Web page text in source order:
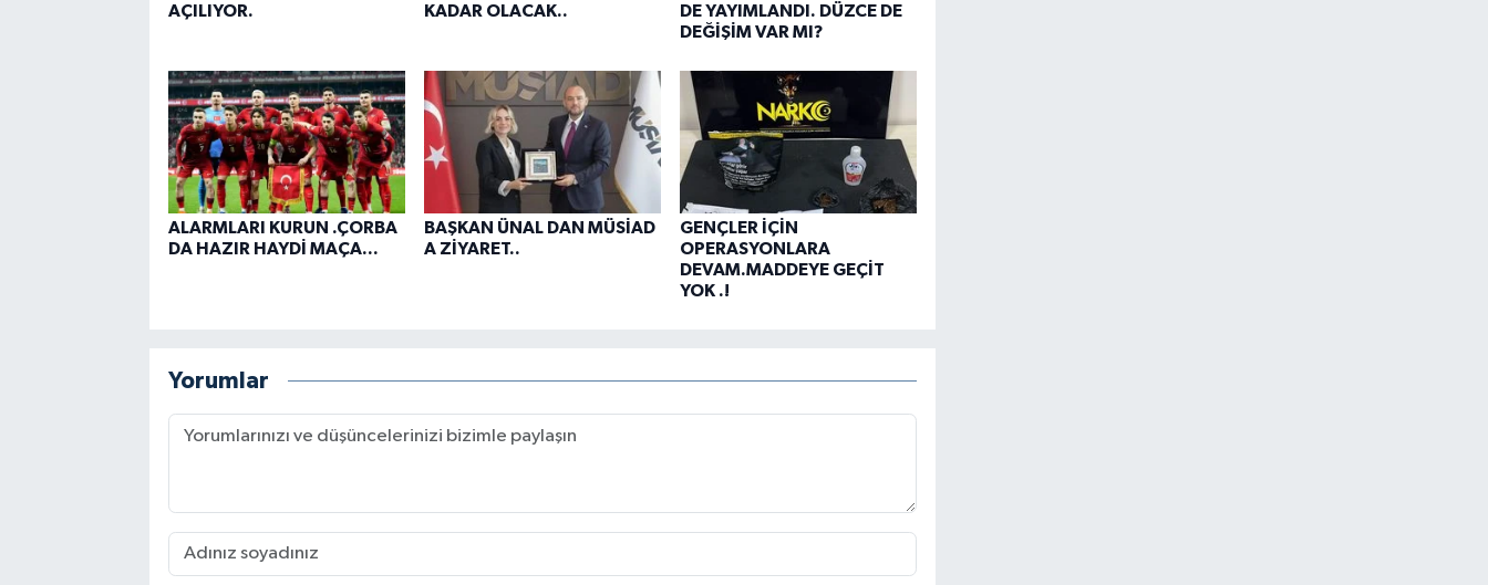
AÇILIYOR.
KADAR OLACAK..
DE YAYIMLANDI. DÜZCE DE
DEĞİŞİM VAR MI?
ALARMLARI KURUN .ÇORBA
DA HAZIR HAYDİ MAÇA...
BAŞKAN ÜNAL DAN MÜSİAD
A ZİYARET..
GENÇLER İÇİN
OPERASYONLARA
DEVAM.MADDEYE GEÇİT
YOK .!
Yorumlar